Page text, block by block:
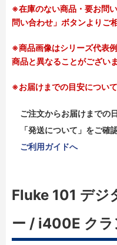
※在庫のない商品・要お問
問い合わせ」ボタンよりご
※商品画像はシリーズ代表
商品と異なることがござい
※お届けまでの目安について
ご注文からお届けまでの
「発送について」をご確
ご利用ガイドへ
Fluke 101 デジ
ー / i400E ク